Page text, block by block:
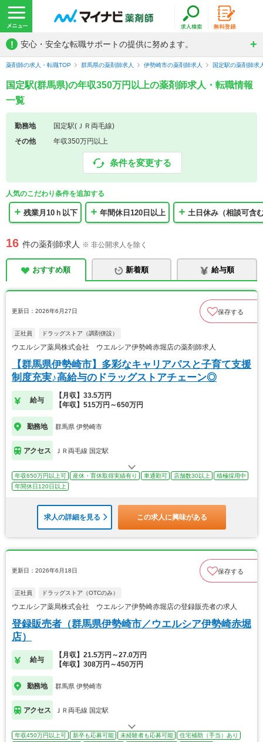
! 安心・安全な転職サポートの提供に努めます。
薬剤師の求人・転職TOP 群馬県の薬剤師求人 伊勢崎市の薬剤師求人 国定駅の薬剤師求
国定駅(群馬県)の年収350万円以上の薬剤師求人・転職情報
一覧
勤務地
国定駅(ＪＲ両毛線)
その他
年収350万円以上
条件を変更する
人気のこだわり条件を追加する
残業月10ｈ以下 年間休日120日以上 土日休み（相談可含
16 件の薬剤師求人 ※ 非公開求人を除く
おすすめ順 新着順 給与順
更新日：2026年6月27日 保存する
正社員 ドラッグストア（調剤併設）
ウエルシア薬局株式会社 ウエルシア伊勢崎赤堀店の薬剤師求人
【群馬県伊勢崎市】多彩なキャリアパスと子育て支援
制度充実♪高給与のドラッグストアチェーン◎
給与
【月収】33.5万円
【年収】515万円～650万円
勤務地 群馬県 伊勢崎市
アクセス ＪＲ両毛線 国定駅
年収650万円以上可 産休・育休取得実績有り 車通勤可 店舗数30以上
積極採用中
年間休日120日以上
求人の詳細を見る この求人に興味がある
更新日：2026年6月18日 保存する
正社員 ドラッグストア（OTCのみ）
ウエルシア薬局株式会社 ウエルシア伊勢崎赤堀店の登録販売者の求人
登録販売者（群馬県伊勢崎市／ウエルシア伊勢崎赤堀
店）
給与
【月収】21.5万円～27.0万円
【年収】308万円～450万円
勤務地 群馬県 伊勢崎市
アクセス ＪＲ両毛線 国定駅
年収450万円以上可 新卒も応募可能 未経験者も応募可能
住宅補助（手当）あり